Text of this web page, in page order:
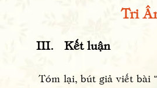
Tri
III. Kết luận
Tóm lại, bút giả viết bài